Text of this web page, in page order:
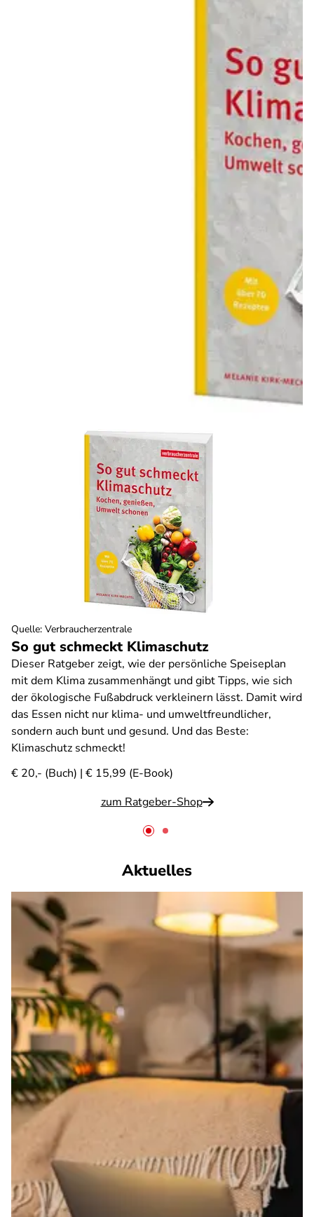
So gut schmeckt Klimaschutz
Dieser Ratgeber zeigt, wie der persönliche Speiseplan
mit dem Klima zusammenhängt und gibt Tipps, wie sich
der ökologische Fußabdruck verkleinern lässt. Damit wird
das Essen nicht nur klima- und umweltfreundlicher,
sondern auch bunt und gesund. Und das Beste:
Klimaschutz schmeckt!
€ 20,- (Buch) | € 15,99 (E-Book)
zum Ratgeber-Shop
Quelle: Verbraucherzentrale
Aktuelles